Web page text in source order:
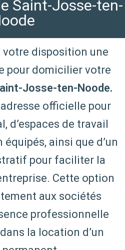
Saint-Josse-ten-
votre disposition une
pour domicilier votre
Josse-ten-Noode.
adresse officielle pour
d’espaces de travail
ainsi que d’un
pour faciliter la
Cette option
aux sociétés
professionnelle
la location d’un